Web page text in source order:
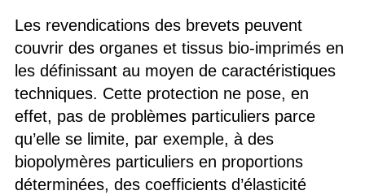
Les revendications des brevets peuvent
couvrir des organes et tissus bio-imprimés en
les définissant au moyen de caractéristiques
techniques. Cette protection ne pose, en
effet, pas de problèmes particuliers parce
qu’elle se limite, par exemple, à des
biopolymères particuliers en proportions
déterminées, des coefficients d’élasticité